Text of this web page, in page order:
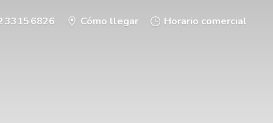
3315 6826 Cómo llegar Horario comercial